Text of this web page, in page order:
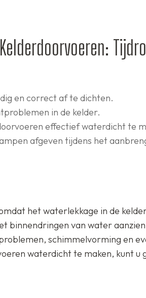
en correct af te dichten.
in de kelder.
effectief waterdicht te
afgeven tijdens het
het waterlekkage in de
binnendringen van water
schimmelvorming en
waterdicht te maken, kunt u